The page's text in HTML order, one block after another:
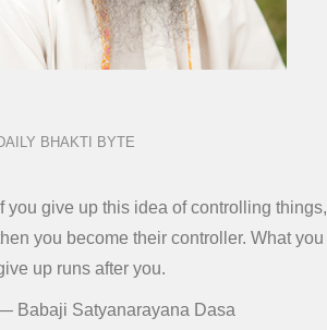
BHAKTI BYTE
If you give up this idea of controlling things,
you become their controller. What you
up runs after you.
Babaji Satyanarayana Dasa